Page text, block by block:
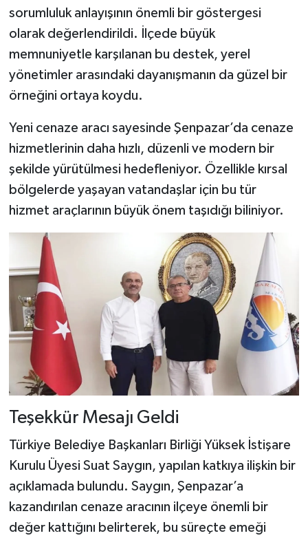
sorumluluk anlayışının önemli bir göstergesi
olarak değerlendirildi. İlçede büyük
memnuniyetle karşılanan bu destek, yerel
yönetimler arasındaki dayanışmanın da güzel bir
örneğini ortaya koydu.
Yeni cenaze aracı sayesinde Şenpazar’da cenaze
hizmetlerinin daha hızlı, düzenli ve modern bir
şekilde yürütülmesi hedefleniyor. Özellikle kırsal
bölgelerde yaşayan vatandaşlar için bu tür
hizmet araçlarının büyük önem taşıdığı biliniyor.
Teşekkür Mesajı Geldi
Türkiye Belediye Başkanları Birliği Yüksek İstişare
Kurulu Üyesi Suat Saygın, yapılan katkıya ilişkin bir
açıklamada bulundu. Saygın, Şenpazar’a
kazandırılan cenaze aracının ilçeye önemli bir
değer kattığını belirterek, bu süreçte emeği
Teknoloji Haberleri
Siyaset Haberleri
Dünya Haberleri
Yerel Haberler
Haber Arşivi